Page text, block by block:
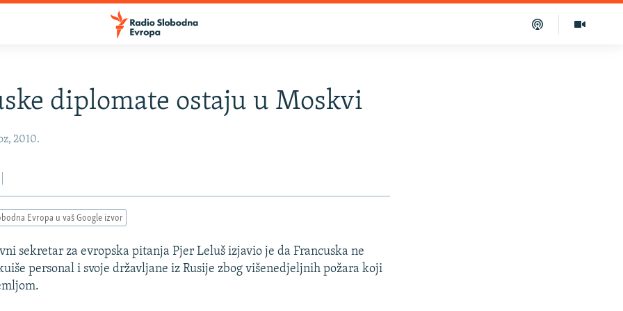
diplomate ostaju u Moskvi
2010.
Evropa u vaš Google izvor
sekretar za evropska pitanja Pjer Leluš izjavio je da Francuska ne
personal i svoje državljane iz Rusije zbog višenedjeljnih požara koji